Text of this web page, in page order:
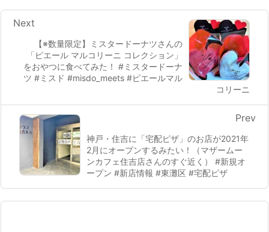
【※数量限定】ミスタードーナツさんの
「ピエール マルコリーニ コレクション」
をおやつに食べてみた！ #ミスタードーナ
ツ #ミスド #misdo_meets #ピエールマル
コリーニ
Next
神戸・住吉に「宅配ピザ」のお店が2021年
2月にオープンするみたい！（マザームー
ンカフェ住吉店さんのすぐ近く） #新規オ
ープン #新店情報 #東灘区 #宅配ピザ
Prev